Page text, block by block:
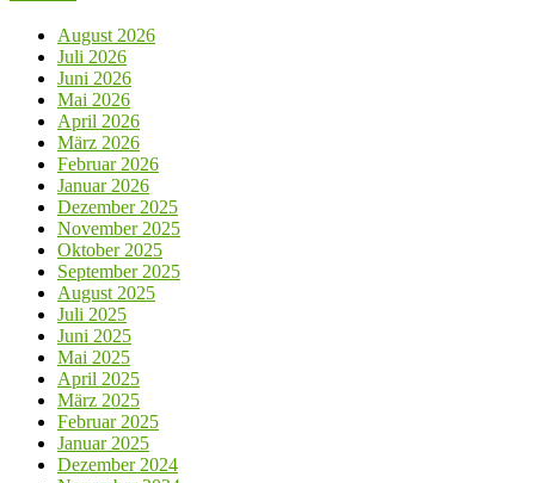
August 2026
Juli 2026
Juni 2026
Mai 2026
April 2026
März 2026
Februar 2026
Januar 2026
Dezember 2025
November 2025
Oktober 2025
September 2025
August 2025
Juli 2025
Juni 2025
Mai 2025
April 2025
März 2025
Februar 2025
Januar 2025
Dezember 2024